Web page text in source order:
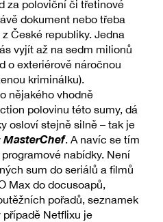
za poloviční či třetinové
dokument nebo třeba
České republiky. Jedna
vyjít až na sedm milionů
o exteriérově náročnou
kriminálku).
nějakého vhodně
polovinu této sumy, dá
osloví stejně silně – tak je
MasterChef. A navíc se tím
nabídky. Není
sum do seriálů a filmů
Max do docusoapů,
pořadů, seznamek
případě Netflixu je